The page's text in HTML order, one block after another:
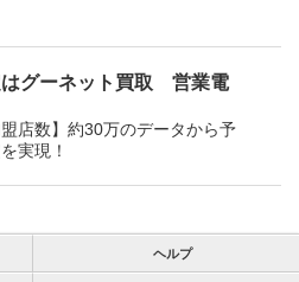
はグーネット買取 営業電
盟店数】約30万のデータから予
実現！
ヘルプ